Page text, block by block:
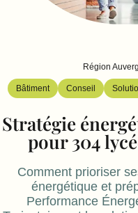
Région
Bâtiment Conseil
Stratégie
pour 304
Comment prioriser
énergétique et
Performance